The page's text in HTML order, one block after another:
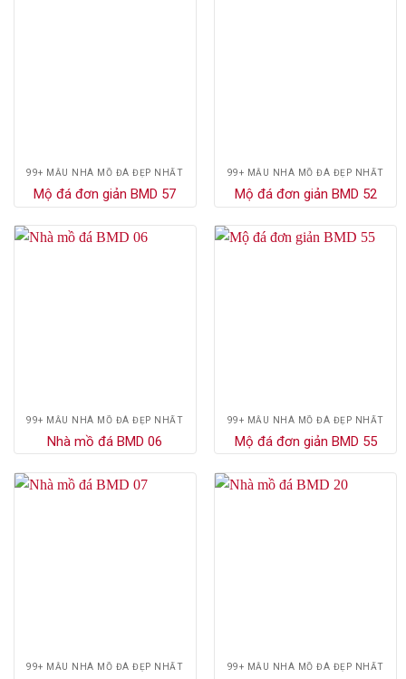
99+ MẪU NHÀ MỒ ĐÁ ĐẸP NHẤT
Mộ đá đơn giản BMD 57
99+ MẪU NHÀ MỒ ĐÁ ĐẸP NHẤT
Mộ đá đơn giản BMD 52
99+ MẪU NHÀ MỒ ĐÁ ĐẸP NHẤT
Nhà mồ đá BMD 06
99+ MẪU NHÀ MỒ ĐÁ ĐẸP NHẤT
Mộ đá đơn giản BMD 55
99+ MẪU NHÀ MỒ ĐÁ ĐẸP NHẤT 99+ MẪU NHÀ MỒ ĐÁ ĐẸP NHẤT